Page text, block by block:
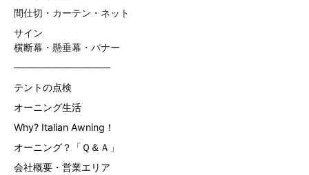
間仕切・カーテン・ネット
サイン
横断幕・懸垂幕・バナー
——————————
テントの点検
オーニング生活
Why? Italian Awning！
オーニング？「Ｑ＆Ａ」
会社概要・営業エリア